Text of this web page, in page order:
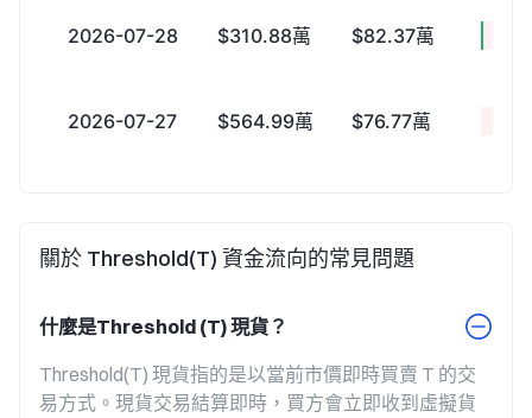
2026-07-28 $310.88萬 $82.37萬
2026-07-27 $564.99萬 $76.77萬
關於 Threshold(T) 資金流向的常見問題
什麼是Threshold (T) 現貨？
Threshold(T) 現貨指的是以當前市價即時買賣 T 的交
易方式。現貨交易結算即時，買方會立即收到虛擬貨